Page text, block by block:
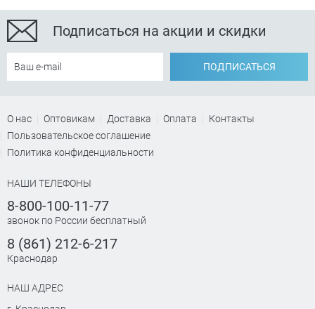
Подписаться на акции и скидки
ПОДПИСАТЬСЯ
О нас Оптовикам Доставка Оплата
Контакты
Пользовательское соглашение
Политика конфиденциальности
НАШИ ТЕЛЕФОНЫ
8-800-100-11-77
звонок по России бесплатный
8 (861) 212-6-217
Краснодар
НАШ АДРЕС